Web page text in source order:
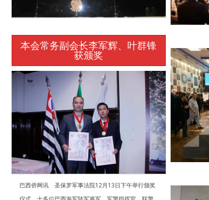
本会常务副会长李军辉、叶群锋
获颁奖
巴西侨网讯 圣保罗军事法院12月13日下午举行颁奖